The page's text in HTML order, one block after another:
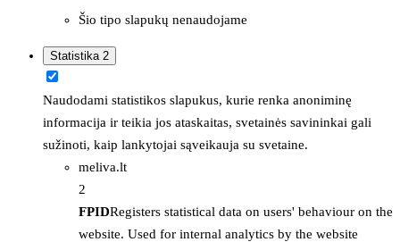
Šio tipo slapukų nenaudojame
Statistika 2
Naudodami statistikos slapukus, kurie renka anoniminę
informacija ir teikia jos ataskaitas, svetainės savininkai gali
sužinoti, kaip lankytojai sąveikauja su svetaine.
meliva.lt
2
FPIDRegisters statistical data on users' behaviour on the
website. Used for internal analytics by the website